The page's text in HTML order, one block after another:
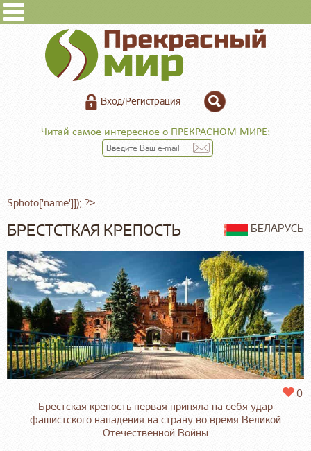
Вход/Регистрация
Читай самое интересное о ПРЕКРАСНОМ МИРЕ:
$photo['name']]); ?>
БРЕСТСТКАЯ КРЕПОСТЬ БЕЛАРУСЬ
0
Брестская крепость первая приняла на себя удар
фашистского нападения на страну во время Великой
Отечественной Войны